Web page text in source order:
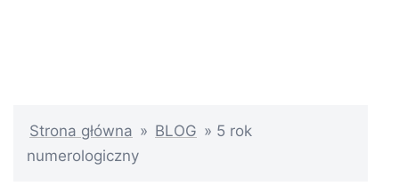
Strona główna » BLOG » 5 rok
numerologiczny